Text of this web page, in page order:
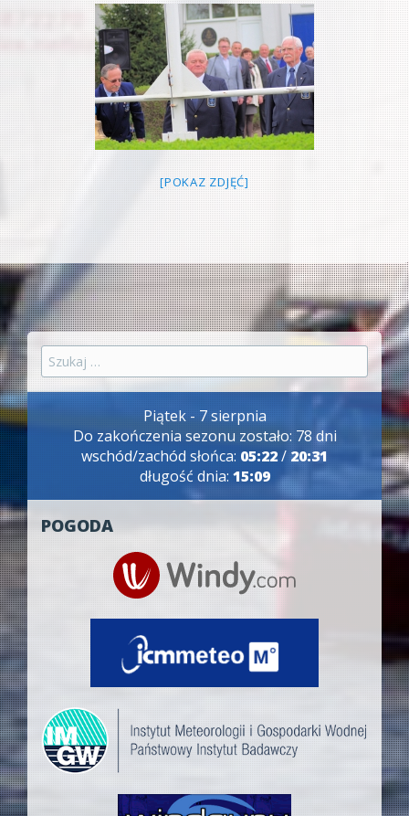
[POKAZ ZDJĘĆ]
Szukaj:
Piątek - 7 sierpnia
Do zakończenia sezonu zostało: 78 dni
wschód/zachód słońca: 05:22/20:31
długość dnia: 15:09
POGODA